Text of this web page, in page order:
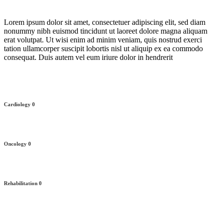
Lorem ipsum dolor sit amet, consectetuer adipiscing elit, sed diam
nonummy nibh euismod tincidunt ut laoreet dolore magna aliquam
erat volutpat. Ut wisi enim ad minim veniam, quis nostrud exerci
tation ullamcorper suscipit lobortis nisl ut aliquip ex ea commodo
consequat. Duis autem vel eum iriure dolor in hendrerit
Cardiology 0
Oncology 0
Rehabilitation 0